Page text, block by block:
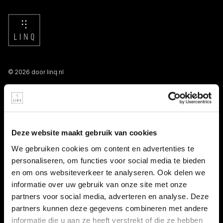
Deze website maakt gebruik van cookies
We gebruiken cookies om content en advertenties te
personaliseren, om functies voor social media te bieden
en om ons websiteverkeer te analyseren. Ook delen we
informatie over uw gebruik van onze site met onze
partners voor social media, adverteren en analyse. Deze
partners kunnen deze gegevens combineren met andere
informatie die u aan ze heeft verstrekt of die ze hebben
© 2026 door linq.nl
LINKS
Persooneelsgids uitzendkrachten
Antidiscriminatiebeleid
Klacht indienen